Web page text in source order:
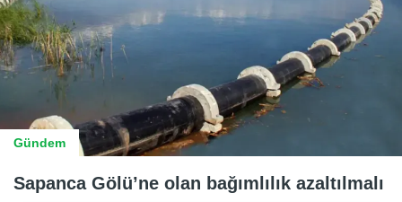
Gündem
Sapanca Gölü’ne olan bağımlılık azaltılmalı